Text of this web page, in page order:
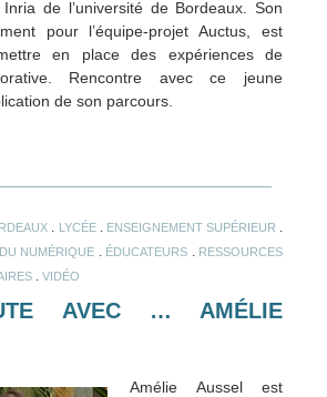
de l’université de Bordeaux. Son
pour l’équipe-projet Auctus, est
en place des expériences de
Rencontre avec ce jeune
de son parcours.
LYCÉE. ENSEIGNEMENT SUPÉRIEUR
NUMÉRIQUE ÉDUCATEURS
RESSOURCES
VIDÉO
AVEC … AMÉLIE
Amélie Aussel est